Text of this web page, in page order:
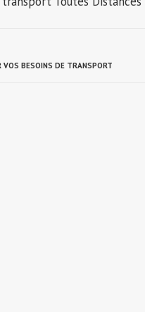
VOS BESOINS DE TRANSPORT